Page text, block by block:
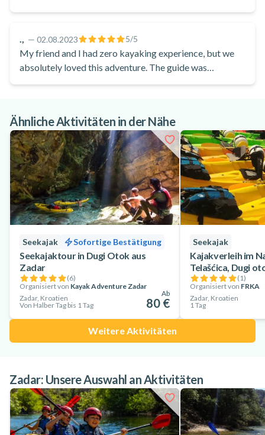
., — 02.08.2023 5/5
My friend and I had zero kayaking experience, but we
absolutely loved this adventure. The guide was
Ähnliche Aktivitäten in der Nähe
Seekajak Sofortige Bestätigung
Seekajaktour in Dugi Otok aus
Zadar
(6)
Organisiert von Kayak Adventure Zadar
Zadar, Kroatien
Von Halber Tag bis 1 Tag
Ab
80 €
Seekajak
Kajakverleih im
Telašćica, Dugi
(1)
Organisiert von FRKA
Zadar, Kroatien
1 Tag
Weitere Aktivitäten
Zadar: Unsere Auswahl an Aktivitäten